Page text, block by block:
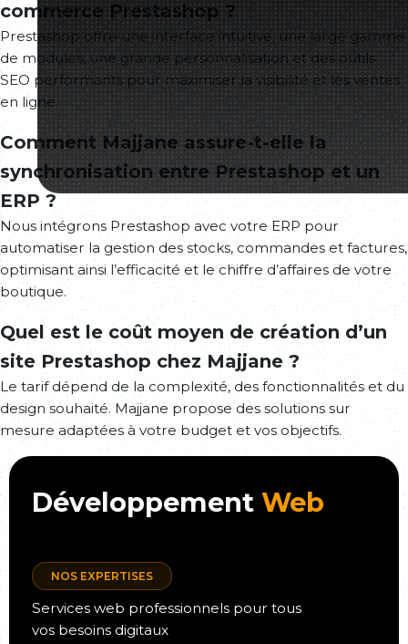
commerce Prestashop ?
Prestashop offre une interface intuitive, une large gamme
de modules, une grande personnalisation et des outils
SEO performants pour maximiser la visibilité et les ventes
en ligne.
Comment Majjane assure-t-elle la
synchronisation entre Prestashop et un
ERP ?
Nous intégrons Prestashop avec votre ERP pour
automatiser la gestion des stocks, commandes et factures,
optimisant ainsi l’efficacité et le chiffre d’affaires de votre
boutique.
Quel est le coût moyen de création d’un
site Prestashop chez Majjane ?
Le tarif dépend de la complexité, des fonctionnalités et du
design souhaité. Majjane propose des solutions sur
mesure adaptées à votre budget et vos objectifs.
DéveloppementWeb
NOS EXPERTISES
Services web professionnels pour tous
vos besoins digitaux